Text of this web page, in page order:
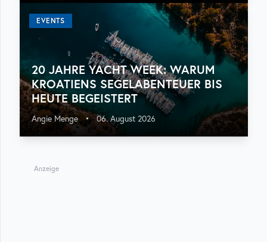
EVENTS
20 JAHRE YACHT WEEK: WARUM
KROATIENS SEGELABENTEUER BIS
HEUTE BEGEISTERT
Angie Menge • 06. August 2026
Anzeige